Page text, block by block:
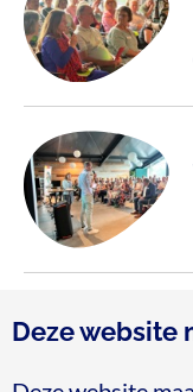
Deze website